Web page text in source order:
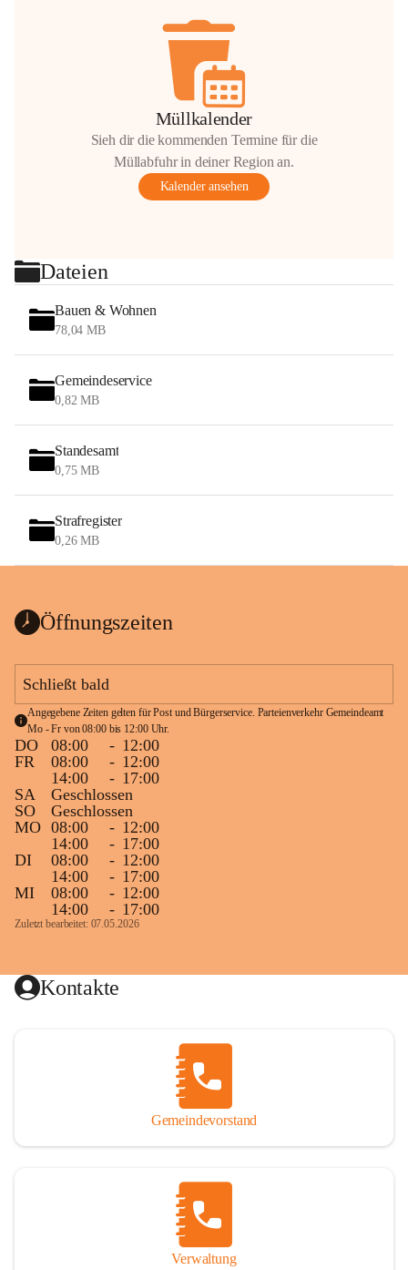
Müllkalender
Sieh dir die kommenden Termine für die
Müllabfuhr in deiner Region an.
Kalender ansehen
Dateien
Bauen & Wohnen
78,04 MB
Gemeindeservice
0,82 MB
Standesamt
0,75 MB
Strafregister
0,26 MB
Öffnungszeiten
Schließt bald
Angegebene Zeiten gelten für Post und Bürgerservice. Parteienverkehr Gemeindeamt
Mo - Fr von 08:00 bis 12:00 Uhr.
DO 08:00 - 12:00
FR
08:00 - 12:00
14:00
- 17:00
SA
Geschlossen
SO
Geschlossen
MO 08:00 - 12:00
14:00
- 17:00
DI
08:00 - 12:00
14:00
- 17:00
MI
08:00 - 12:00
14:00
- 17:00
Zuletzt bearbeitet: 07.05.2026
Kontakte
Gemeindevorstand
Verwaltung